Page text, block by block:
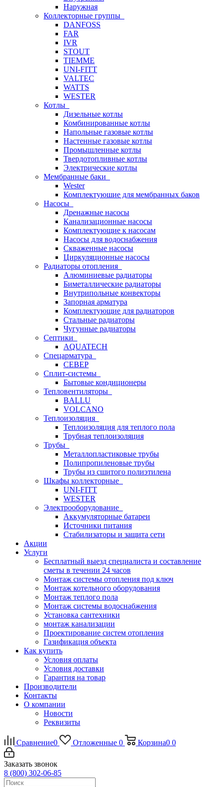
Наружная
Коллекторные группы
DANFOSS
FAR
IVR
STOUT
TIEMME
UNI-FITT
VALTEC
WATTS
WESTER
Котлы
Дизельные котлы
Комбинированные котлы
Напольные газовые котлы
Настенные газовые котлы
Промышленные котлы
Твердотопливные котлы
Электрические котлы
Мембранные баки
Wester
Комплектуюшие для мембранных баков
Насосы
Дренажные насосы
Канализационные насосы
Комплектующие к насосам
Насосы для водоснабжения
Скваженные насосы
Циркуляционные насосы
Радиаторы отопления
Алюминиевые радиаторы
Биметаллические радиаторы
Внутрипольные конвекторы
Запорная арматура
Комплектующие для радиаторов
Стальные радиаторы
Чугунные радиаторы
Септики
AQUATECH
Спецарматура
СЕВЕР
Сплит-системы
Бытовые кондиционеры
Тепловентиляторы
BALLU
VOLCANO
Теплоизоляция
Теплоизоляция для теплого пола
Трубная теплоизоляция
Трубы
Металлопластиковые трубы
Полипропиленовые трубы
Трубы из сшитого полиэтилена
Шкафы коллекторные
UNI-FITT
WESTER
Электрооборудование
Аккумуляторные батареи
Источники питания
Стабилизаторы и защита сети
Акции
Услуги
Бесплатный выезд специалиста и составление
сметы в течении 24 часов
Монтаж системы отопления под ключ
Монтаж котельного оборудования
Монтаж теплого пола
Монтаж системы водоснабжения
Установка сантехники
монтаж канализации
Проектирование систем отопления
Газификация объекта
Как купить
Условия оплаты
Условия доставки
Гарантия на товар
Производители
Контакты
О компании
Новости
Реквизиты
Сравнение0 Отложенные 0 Корзина0 0
Заказать звонок
8 (800) 302-06-85